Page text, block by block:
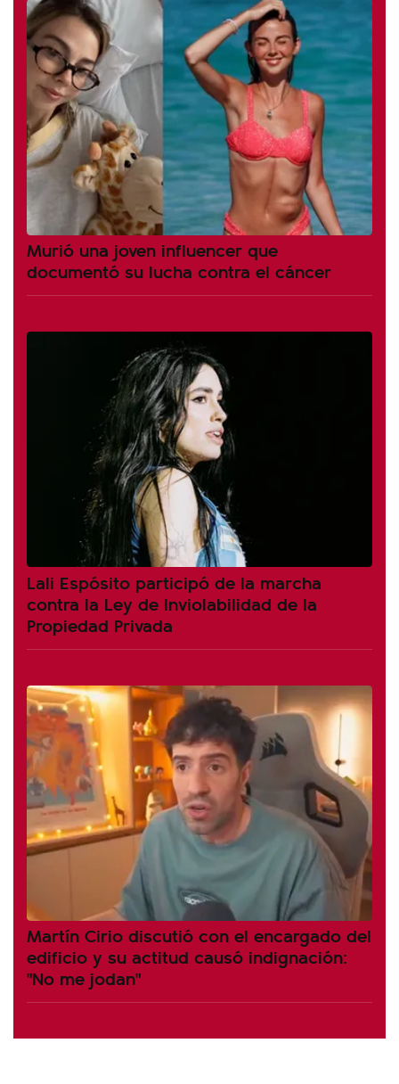
Murió una joven influencer que
documentó su lucha contra el cáncer
Lali Espósito participó de la marcha
contra la Ley de Inviolabilidad de la
Propiedad Privada
Martín Cirio discutió con el encargado del
edificio y su actitud causó indignación:
"No me jodan"